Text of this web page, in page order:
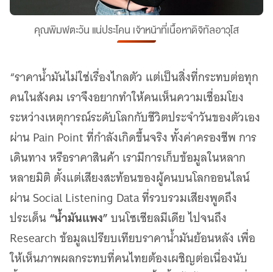
คุณพิมพ์ตะวัน แน่ประโคน เจ้าหน้าที่เนื้อหาดิจิทัลอาวุโส
“ราคาน้ำมันไม่ใช่เรื่องไกลตัว แต่เป็นสิ่งที่กระทบต่อทุก
คนในสังคม เราจึงอยากทำให้คนเห็นความเชื่อมโยง
ระหว่างเหตุการณ์ระดับโลกกับชีวิตประจำวันของตัวเอง
ผ่าน Pain Point ที่กำลังเกิดขึ้นจริง ทั้งค่าครองชีพ การ
เดินทาง หรือราคาสินค้า เรามีการเก็บข้อมูลในหลาก
หลายมิติ ตั้งแต่เสียงสะท้อนของผู้คนบนโลกออนไลน์
ผ่าน Social Listening Data ที่รวบรวมเสียงพูดถึง
ประเด็น“น้ำมันแพง”บนโซเชียลมีเดีย ไปจนถึง
Research ข้อมูลเปรียบเทียบราคาน้ำมันย้อนหลัง เพื่อ
ให้เห็นภาพผลกระทบที่คนไทยต้องเผชิญต่อเนื่องนับ